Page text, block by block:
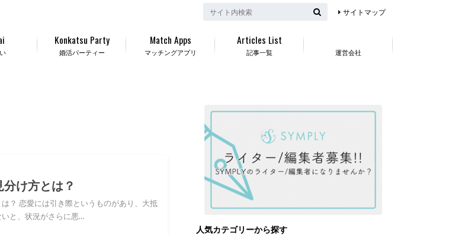
サイトマップ
婚活パーティー
Konkatsu Party
マッチングアプリ
Match Apps
記事一覧
Articles List
運営会社
け方とは？
？ 恋愛には引き際というものがあり、大抵
と、状況がさらに悪…
人気カテゴリーから探す